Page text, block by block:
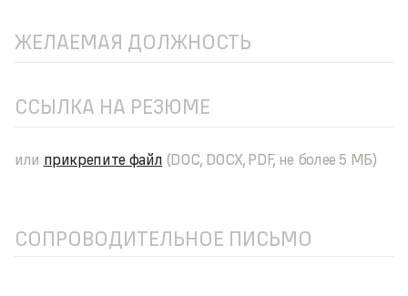
или прикрепите файл (DOC, DOCX, PDF, не более 5 МБ)